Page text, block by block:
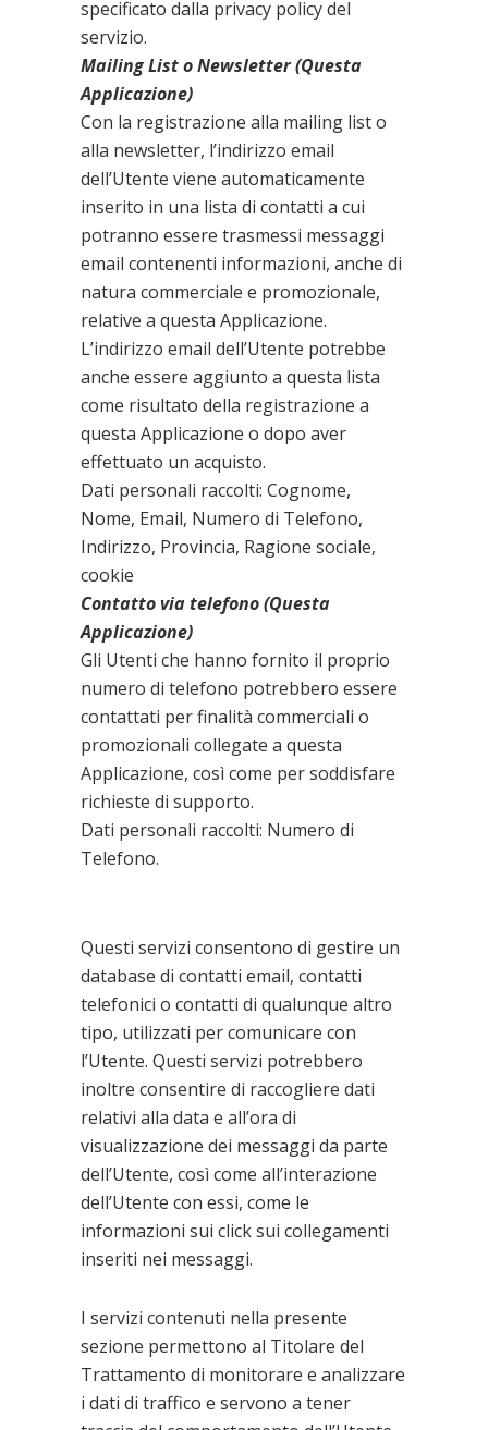
specificato dalla privacy policy del
servizio.
Mailing List o Newsletter (Questa
Applicazione)
Con la registrazione alla mailing list o
alla newsletter, l’indirizzo email
dell’Utente viene automaticamente
inserito in una lista di contatti a cui
potranno essere trasmessi messaggi
email contenenti informazioni, anche di
natura commerciale e promozionale,
relative a questa Applicazione.
L’indirizzo email dell’Utente potrebbe
anche essere aggiunto a questa lista
come risultato della registrazione a
questa Applicazione o dopo aver
effettuato un acquisto.
Dati personali raccolti: Cognome,
Nome, Email, Numero di Telefono,
Indirizzo, Provincia, Ragione sociale,
cookie
Contatto via telefono (Questa
Applicazione)
Gli Utenti che hanno fornito il proprio
numero di telefono potrebbero essere
contattati per finalità commerciali o
promozionali collegate a questa
Applicazione, così come per soddisfare
richieste di supporto.
Dati personali raccolti: Numero di
Telefono.
Questi servizi consentono di gestire un
database di contatti email, contatti
telefonici o contatti di qualunque altro
tipo, utilizzati per comunicare con
l’Utente. Questi servizi potrebbero
inoltre consentire di raccogliere dati
relativi alla data e all’ora di
visualizzazione dei messaggi da parte
dell’Utente, così come all’interazione
dell’Utente con essi, come le
informazioni sui click sui collegamenti
inseriti nei messaggi.
I servizi contenuti nella presente
sezione permettono al Titolare del
Trattamento di monitorare e analizzare
i dati di traffico e servono a tener